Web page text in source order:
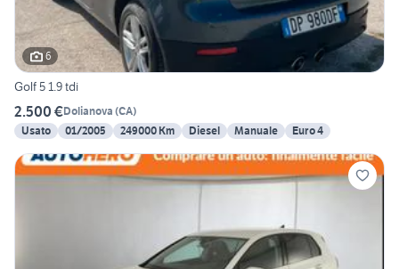
6
Golf 5 1.9 tdi
2.500 €Dolianova (CA)
Usato
01/2005 249000 Km Diesel Manuale Euro 4